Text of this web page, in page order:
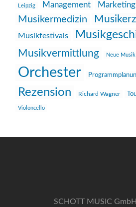
Leipzig Management Marketing
Musikermedizin
Musikfestivals
Musikvermittlung Neue Musik
Orchester
Rezension Richard Wagner
Violoncello
SCHOTT MUSIC